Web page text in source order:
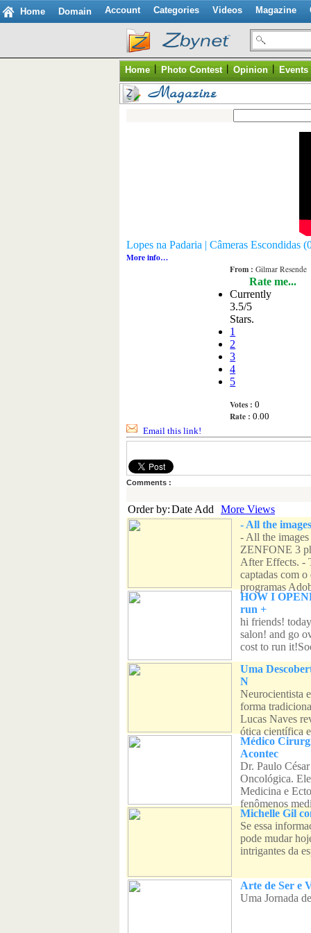
Home Domain Account Categories Videos Magazine
Home | Photo Contest | Opinion | Events
Lopes na Padaria | Câmeras Escondidas
More info…
From :Gilmar Resende
Rate me...
Currently
3.5/5
Stars.
1
2
3
4
5
Votes :0
Rate :0.00
Email this link!
Comments :
Order by:Date Add
More Views
- All the
- All the
ZENFONE 3
After Effects. -
captadas com
programas
HOW I
run +
hi friends!
salon! and go
cost to run
Uma
N
Neurocientista
forma
Lucas Naves
ótica científica
Médico
Acontec
Dr. Paulo
Oncológica.
Medicina e
fenômenos
Michelle Gil
Se essa
pode mudar
intrigantes da
Arte de Ser e
Uma Jornada